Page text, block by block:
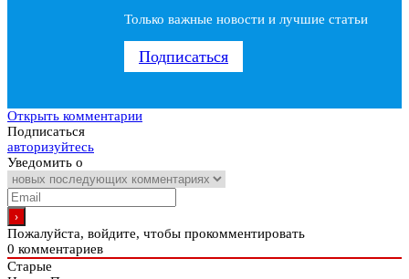
Только важные новости и лучшие статьи
Подписаться
Открыть комментарии
Подписаться
авторизуйтесь
Уведомить о
Пожалуйста, войдите, чтобы прокомментировать
0 комментариев
Старые